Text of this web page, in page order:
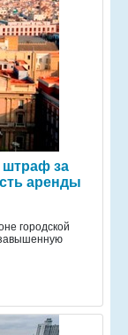
за
аренды
городской